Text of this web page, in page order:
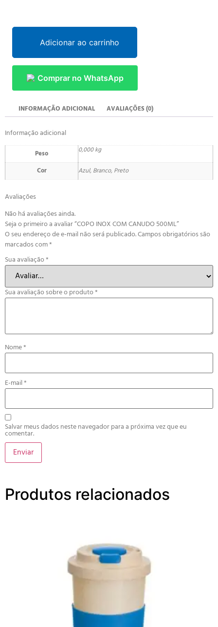
Adicionar ao carrinho
Comprar no WhatsApp
INFORMAÇÃO ADICIONAL AVALIAÇÕES (0)
Informação adicional
Peso 0,000 kg
Cor Azul, Branco, Preto
Avaliações
Não há avaliações ainda.
Seja o primeiro a avaliar “COPO INOX COM CANUDO 500ML”
O seu endereço de e-mail não será publicado.Campos obrigatórios são
marcados com*
Sua avaliação*
Sua avaliação sobre o produto*
Nome*
E-mail*
Salvar meus dados neste navegador para a próxima vez que eu
comentar.
Produtos relacionados